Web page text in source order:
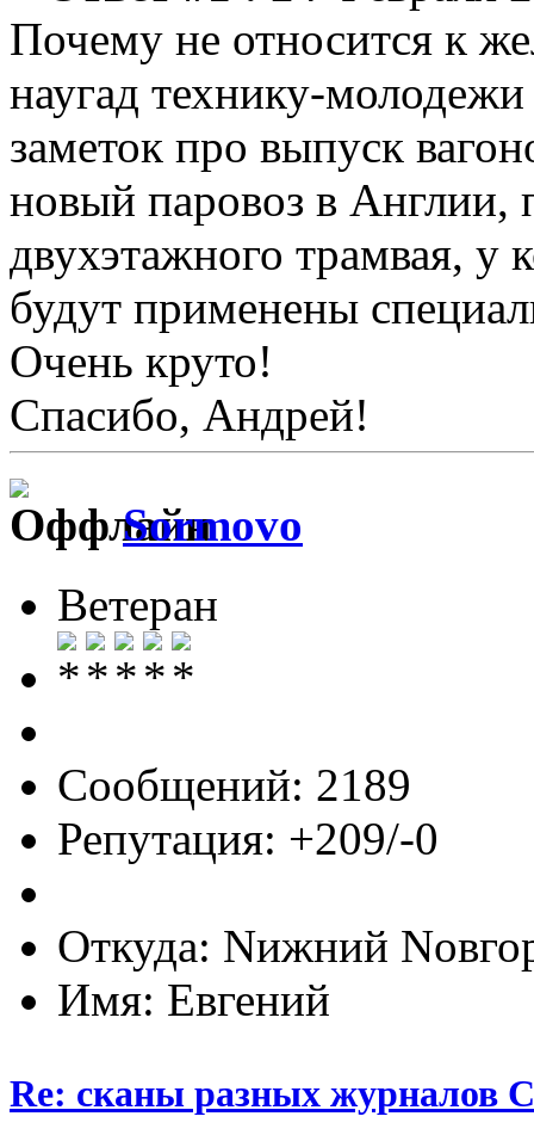
Почему не относится к
наугад технику-
заметок про выпуск
новый паровоз в Англии,
двухэтажного трамвая, у
будут применены
Очень круто!
Спасибо, Андрей!
Sormovo
Ветеран
Сообщений: 2189
Репутация: +209/-0
Откуда: Nижний
Имя: Евгений
Re: сканы разных журналов